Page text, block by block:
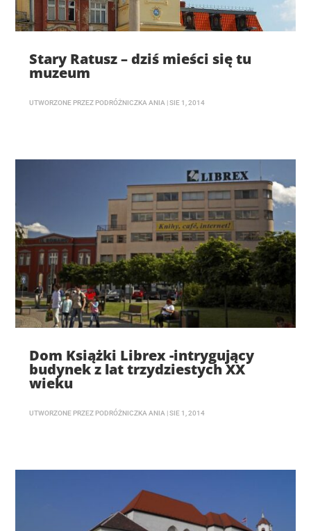
Stary Ratusz – dziś mieści się tu
muzeum
UTWORZONE PRZEZ PODRÓŻNICZKA ANIA |SIE 1, 2014
Dom Książki Librex -intrygujący
budynek z lat trzydziestych XX
wieku
UTWORZONE PRZEZ PODRÓŻNICZKA ANIA |SIE 1, 2014